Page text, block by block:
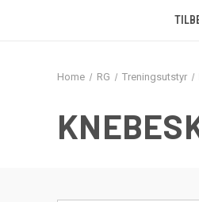
Home RG Treningsutstyr